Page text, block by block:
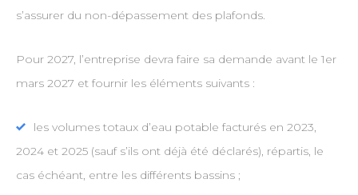
s’assurer du non-dépassement des plafonds.
Pour 2027, l’entreprise devra faire sa demande avant le 1er
mars 2027 et fournir les éléments suivants :
les volumes totaux d’eau potable facturés en 2023,
2024 et 2025 (sauf s’ils ont déjà été déclarés), répartis, le
cas échéant, entre les différents bassins ;